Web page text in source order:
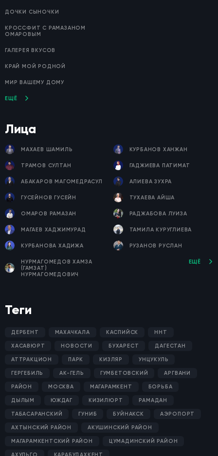
ДОЧКИ СЫНОЧКИ
КРОССФИТ С РАМАЗАНОМ
ОМАРОВЫМ
ГАЛЕРЕЯ ВКУСОВ
КРАЙ МОЙ РОДНОЙ
МИР ВАШЕМУ ДОМУ
ЕЩЁ
Лица
МАХАЕВ ШАМИЛЬ КУРБАНОВ ХАНЖАН
ТРАМОВ СУЛТАН ГАДЖИЕВА ПАТИМАТ
АБАКАРОВ МАГОМЕДРАСУЛ АЛИЕВА ЗУХРА
ГУСЕЙНОВ ГУСЕЙН ТУХАЕВА АЙША
ОМАРОВ РАМАЗАН РАДЖАБОВА ЛУИЗА
МАГАЕВ ХАДЖИМУРАД ТАМИЛА КУРУГЛИЕВА
КУРБАНОВА ХАДИЖА РУЗАНОВ РУСЛАН
НУРМАГОМЕДОВ ХАМЗА
(ГАМЗАТ)
НУРМАГОМЕДОВИЧ
ЕЩЁ
Теги
ДЕРБЕНТ МАХАЧКАЛА КАСПИЙСК ННТ
ХАСАВЮРТ НОВОСТИ БУХАРЕСТ ДАГЕСТАН
АТТРАКЦИОН ПАРК КИЗЛЯР УНЦУКУЛЬ
ГЕРГЕБИЛЬ АК-ГЕЛЬ ГУМБЕТОВСКИЙ АРГВАНИ
РАЙОН МОСКВА МАГАРАМКЕНТ БОРЬБА
ДЫЛЫМ ЮЖДАГ КИЗИЛЮРТ РАМАДАН
ТАБАСАРАНСКИЙ ГУНИБ БУЙНАКСК АЭРОПОРТ
АХТЫНСКИЙ РАЙОН АКУШИНСКИЙ РАЙОН
МАГАРАМКЕНТСКИЙ РАЙОН ЦУМАДИНСКИЙ РАЙОН
АХУЛЬГО КАРАБУДАХКЕНТ